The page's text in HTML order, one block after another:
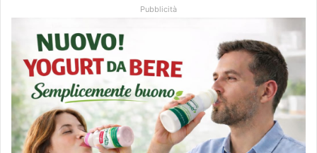
Pubblicità